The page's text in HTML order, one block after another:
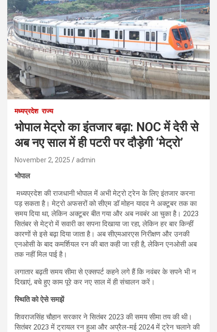
मध्यप्रदेश राज्य
भोपाल मेट्रो का इंतजार बढ़ा: NOC में देरी से
अब नए साल में ही पटरी पर दौड़ेगी ‘मेट्रो’
November 2, 2025 admin
भोपाल
मध्यप्रदेश की राजधानी भोपाल में अभी मेट्रो ट्रेन के लिए इंतजार करना
पड़ सकता है। मेट्रो अफसरों को सीएम डॉ मोहन यादव ने अक्टूबर तक का
समय दिया था, लेकिन अक्टूबर बीत गया और अब नवबंर आ चुका है। 2023
सितंबर से मेट्रो में सवारी का सपना दिखाया जा रहा, लेकिन हर बार किन्हीं
कारणों से इसे बढ़ा दिया जाता है। अब सीएमआरएस निरीक्षण और उनकी
एनओसी के बाद कमर्शियल रन की बात कही जा रही है, लेकिन एनओसी अब
तक नहीं मिल पाई है।
लगातार बढ़ती समय सीमा से एक्सपर्ट कहने लगे हैं कि नवंबर के सपने भी न
दिखाएं, बचे हुए काम पूरे कर नए साल में ही संचालन करें।
स्थिति को ऐसे समझें
शिवराजसिंह चौहान सरकार ने सितंबर 2023 की समय सीमा तय की थी।
सितंबर 2023 में ट्रायल रन हुआ और अप्रैल-मई 2024 में ट्रेन चलाने की